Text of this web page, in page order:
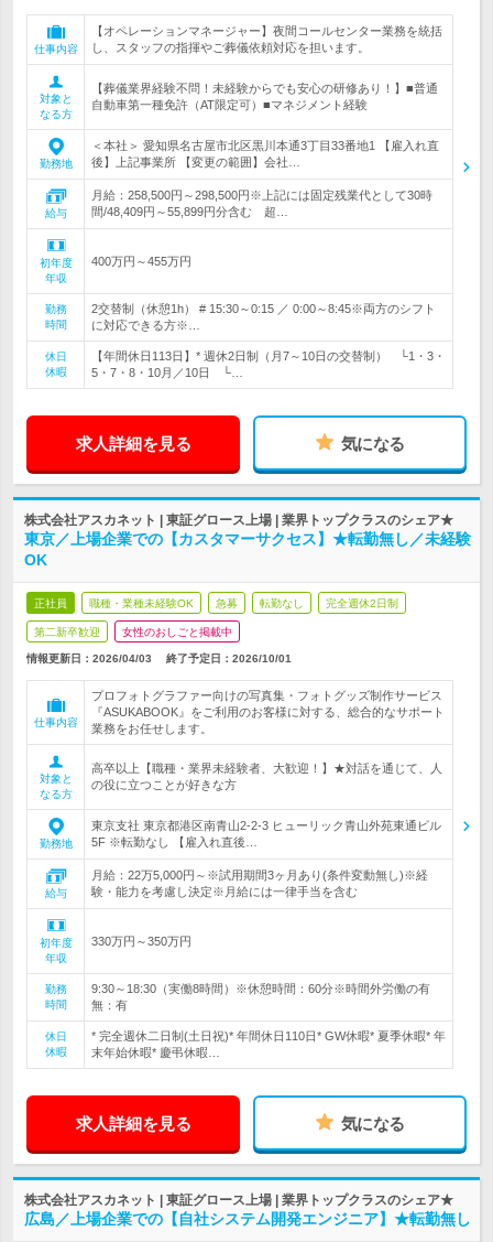
仕事内容
【オペレーションマネージャー】夜間コールセンター業務を統括
し、スタッフの指揮やご葬儀依頼対応を担います。
対象と
なる方
【葬儀業界経験不問！未経験からでも安心の研修あり！】■普通
自動車第一種免許（AT限定可）■マネジメント経験
勤務地
＜本社＞ 愛知県名古屋市北区黒川本通3丁目33番地1 【雇入れ直
後】上記事業所 【変更の範囲】会社…
給与
月給：258,500円～298,500円※上記には固定残業代として30時
間/48,409円～55,899円分含む 超…
初年度
年収
400万円～455万円
勤務
時間
2交替制（休憩1h） # 15:30～0:15 ／ 0:00～8:45※両方のシフト
に対応できる方※…
休日
休暇
【年間休日113日】* 週休2日制（月7～10日の交替制） └1・3・
5・7・8・10月／10日 └…
求人詳細を見る 気になる
株式会社アスカネット | 東証グロース上場 | 業界トップクラスのシェア★
東京／上場企業での【カスタマーサクセス】★転勤無し／未経験
OK
正社員 職種・業種未経験OK 急募 転勤なし 完全週休2日制
第二新卒歓迎 女性のおしごと掲載中
情報更新日：2026/04/03 終了予定日： 2026/10/01
仕事内容
プロフォトグラファー向けの写真集・フォトグッズ制作サービス
『ASUKABOOK』をご利用のお客様に対する、総合的なサポート
業務をお任せします。
対象と
なる方
高卒以上【職種・業界未経験者、大歓迎！】★対話を通じて、人
の役に立つことが好きな方
勤務地
東京支社 東京都港区南青山2-2-3 ヒューリック青山外苑東通ビル
5F ※転勤なし 【雇入れ直後…
給与
月給：22万5,000円～※試用期間3ヶ月あり(条件変動無し)※経
験・能力を考慮し決定※月給には一律手当を含む
初年度
年収
330万円～350万円
勤務
時間
9:30～18:30（実働8時間）※休憩時間：60分※時間外労働の有
無：有
休日
休暇
* 完全週休二日制(土日祝)* 年間休日110日* GW休暇* 夏季休暇* 年
末年始休暇* 慶弔休暇…
求人詳細を見る 気になる
株式会社アスカネット | 東証グロース上場 | 業界トップクラスのシェア★
広島／上場企業での【自社システム開発エンジニア】★転勤無し